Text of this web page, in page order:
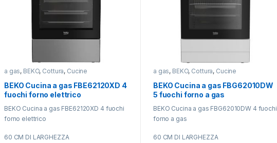
a gas, BEKO, Cottura, Cucine
BEKO Cucina a gas FBE62120XD 4
fuochi forno elettrico
BEKO Cucina a gas FBE62120XD 4 fuochi
forno elettrico
60 CM DI LARGHEZZA
a gas, BEKO, Cottura, Cucine
BEKO Cucina a gas FBG62010DW
5 fuochi forno a gas
BEKO Cucina a gas FBG62010DW 4 fuochi
forno a gas
60 CM DI LARGHEZZA